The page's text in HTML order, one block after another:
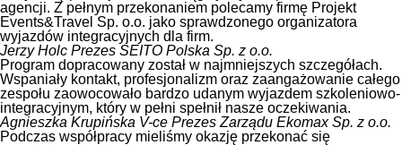
agencji. Z pełnym przekonaniem polecamy firmę Projekt
Events&Travel Sp. o.o. jako sprawdzonego organizatora
wyjazdów integracyjnych dla firm.
Jerzy Holc Prezes SEITO Polska Sp. z o.o.
Program dopracowany został w najmniejszych szczegółach.
Wspaniały kontakt, profesjonalizm oraz zaangażowanie całego
zespołu zaowocowało bardzo udanym wyjazdem szkoleniowo-
integracyjnym, który w pełni spełnił nasze oczekiwania.
Agnieszka Krupińska V-ce Prezes Zarządu Ekomax Sp. z o.o.
Podczas współpracy mieliśmy okazję przekonać się